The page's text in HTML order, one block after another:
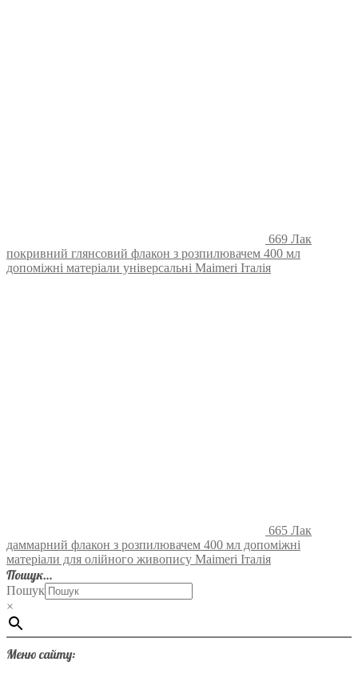
669 Лак
покривний глянсовий флакон з розпилювачем 400 мл
допоміжні матеріали універсальні Maimeri Італія
665 Лак
даммарний флакон з розпилювачем 400 мл допоміжні
матеріали для олійного живопису Maimeri Італія
Пошук…
Пошук
×
Меню сайту: